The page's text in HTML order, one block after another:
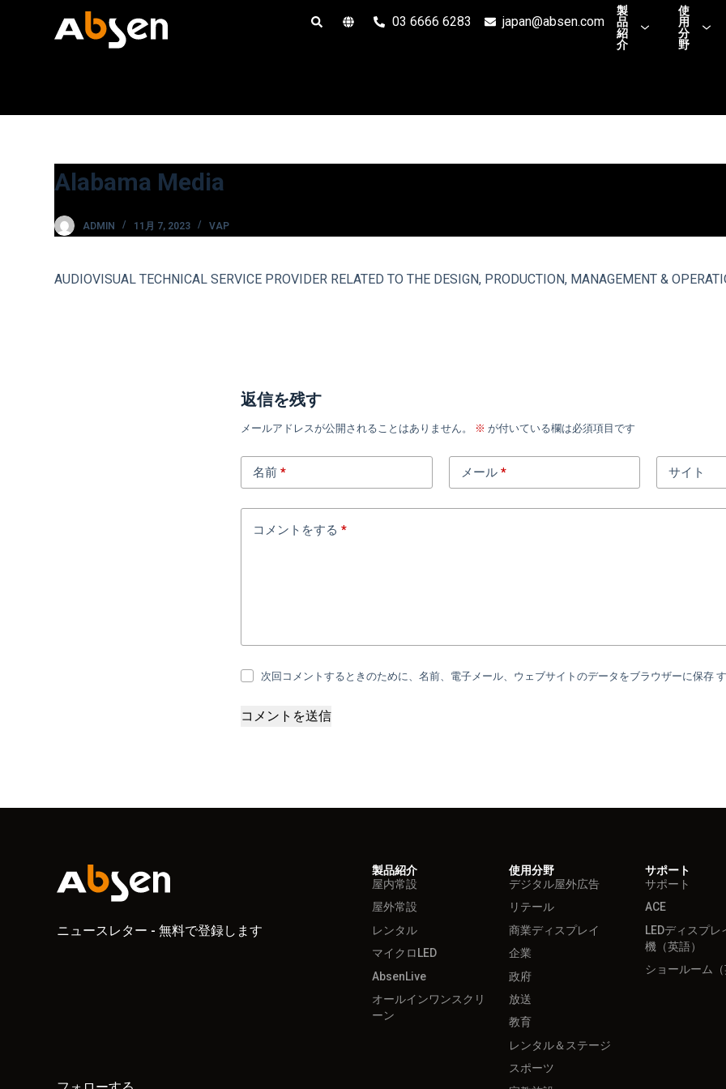
03 6666 6283 japan@absen.com
製
品
紹
介
使
用
分
野
Alabama Media
ADMIN 11月 7, 2023 VAP
AUDIOVISUAL TECHNICAL SERVICE PROVIDER RELATED TO THE DESIGN, PRODUCTION, MANAGEMENT &
返信を残す
メールアドレスが公開されることはありません。 ※ が付いている欄は必須項目です
名前 * メール* サイト
コメントをする *
次回コメントするときのために、名前、電子メール、ウェブサイトのデータをブラウザーに保存
コメントを送信
ニュースレター - 無料で登録します
製品紹介
屋内常設
屋外常設
レンタル
マイクロLED
AbsenLive
オールインワンスクリ
ーン
使用分野
デジタル屋外広告
リテール
商業ディスプレイ
企業
政府
放送
教育
レンタル＆ステージ
スポーツ
サポート
サポート
ACE
LEDディスプレ
機（英語）
ショールーム